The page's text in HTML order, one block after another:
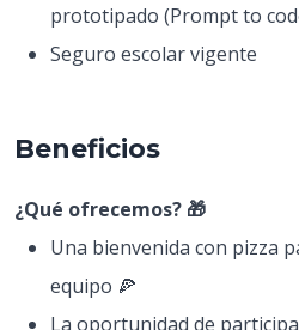
prototipado (Prompt to
Seguro escolar vigente
Beneficios
¿Qué ofrecemos? 🎁
Una bienvenida con pizza
equipo 🍕
La oportunidad de